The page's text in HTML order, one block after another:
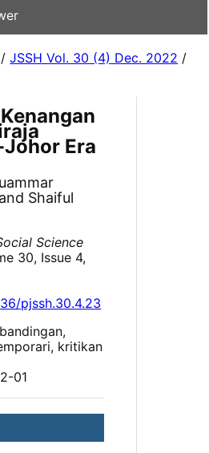
/JSSH Vol. 30 (4) Dec. 2022 /
Era
Shaiful
Science
30, Issue 4,
pjssh.30.4.23
kritikan
01